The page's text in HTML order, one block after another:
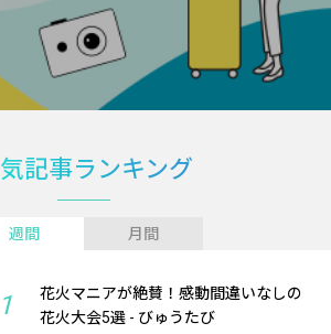
記事ランキング
週間 月間
1
花火マニアが絶賛！感動間違いなしの
花火大会5選 - びゅうたび